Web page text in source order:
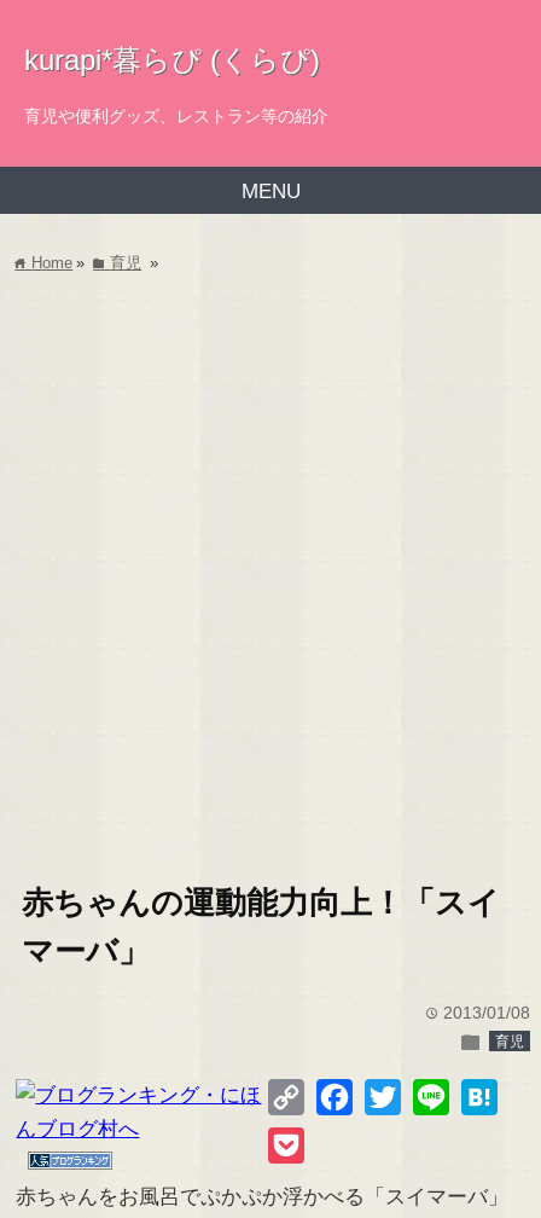
kurapi*暮らぴ (くらぴ)
育児や便利グッズ、レストラン等の紹介
MENU
home Home » folder 育児 »
赤ちゃんの運動能力向上！「スイ
マーバ」
time 2013/01/08
folder 育児
Copy
Facebook
Twitter Line
赤ちゃんをお風呂でぷかぷか浮かべる「スイマーバ」